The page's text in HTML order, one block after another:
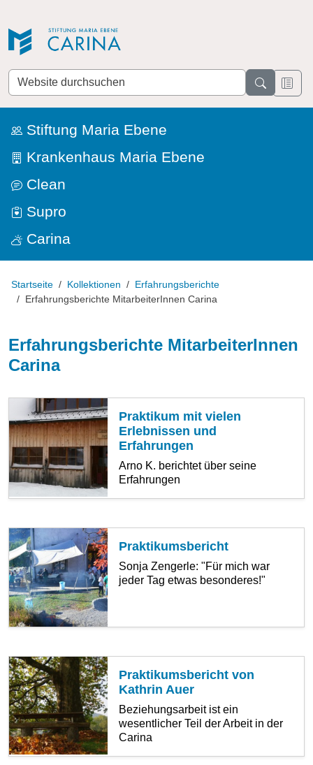
Website
durchsuchen
Stiftung Maria Ebene
Krankenhaus Maria Ebene
Clean
Supro
Carina
Startseite Kollektionen
Erfahrungsberichte
Erfahrungsberichte MitarbeiterInnen Carina
Erfahrungsberichte MitarbeiterInnen
Carina
Praktikum mit vielen
Erlebnissen und
Erfahrungen
Arno K. berichtet über seine
Erfahrungen
Praktikumsbericht
Sonja Zengerle: "Für mich war
jeder Tag etwas besonderes!"
Praktikumsbericht von
Kathrin Auer
Beziehungsarbeit ist ein
wesentlicher Teil der Arbeit in der
Carina